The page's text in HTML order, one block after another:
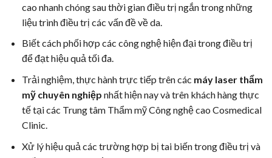
cao nhanh chóng sau thời gian điều trị ngắn trong những
liệu trình điều trị các vấn đề về da.
Biết cách phối hợp các công nghệ hiện đại trong điều trị
để đạt hiệu quả tối đa.
Trải nghiệm, thực hành trực tiếp trên các máy laser thẩm
mỹ chuyên nghiệp nhất hiện nay và trên khách hàng thực
tế tại các Trung tâm Thẩm mỹ Công nghệ cao Cosmedical
Clinic.
Xử lý hiệu quả các trường hợp bị tai biến trong điều trị và